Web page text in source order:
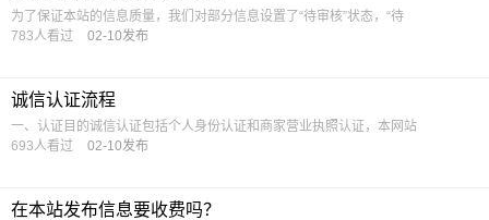
为了保证本站的信息质量，我们对部分信息设置了“待审核”状态，“待
783人看过
02-10发布
诚信认证流程
一、认证目的诚信认证包括个人身份认证和商家营业执照认证，本网站
693人看过
02-10发布
在本站发布信息要收费吗？